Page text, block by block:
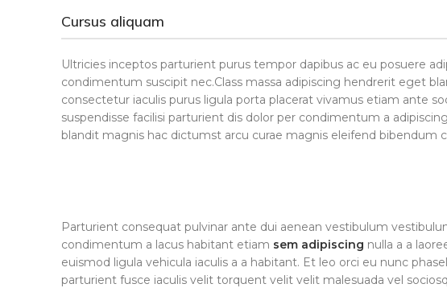
Cursus aliquam
Ultricies inceptos parturient purus tempor dapibus ac eu posuere
condimentum suscipit nec.Class massa adipiscing hendrerit eget
consectetur iaculis purus ligula porta placerat vivamus etiam ante
suspendisse facilisi parturient dis dolor per condimentum a
blandit magnis hac dictumst arcu curae magnis eleifend bibendum
Parturient consequat pulvinar ante dui aenean vestibulum
condimentum a lacus habitant etiam sem adipiscing nulla a a
euismod ligula vehicula iaculis a a habitant. Et leo orci eu nunc
parturient fusce iaculis velit torquent velit velit malesuada vel